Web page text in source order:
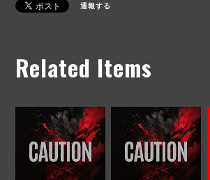
通報する
Related Items